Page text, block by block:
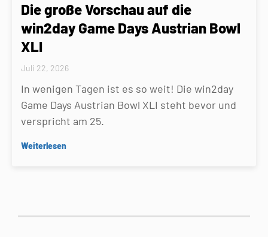
Die große Vorschau auf die
win2day Game Days Austrian Bowl
XLI
Juli 22, 2026
In wenigen Tagen ist es so weit! Die win2day
Game Days Austrian Bowl XLI steht bevor und
verspricht am 25.
Weiterlesen